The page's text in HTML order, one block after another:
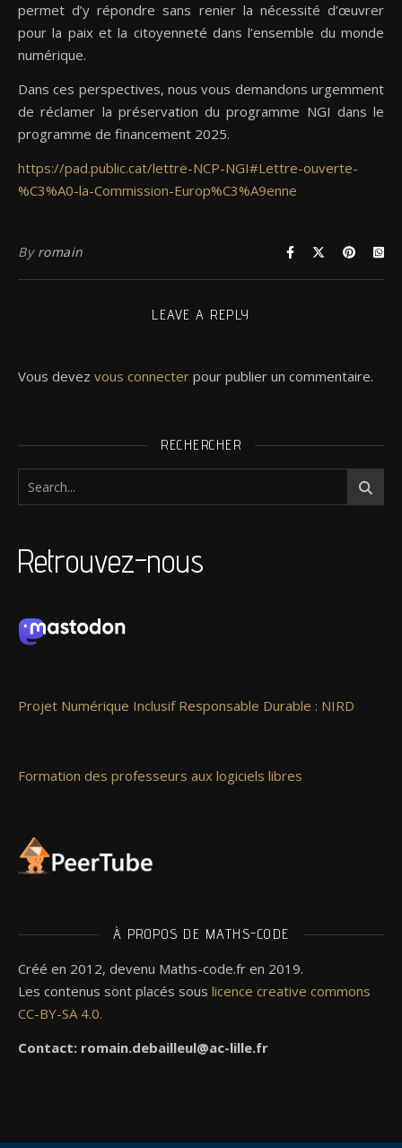
permet d’y répondre sans renier la nécessité d’œuvrer
pour la paix et la citoyenneté dans l’ensemble du monde
numérique.
Dans ces perspectives, nous vous demandons urgemment
de réclamer la préservation du programme NGI dans le
programme de financement 2025.
https://pad.public.cat/lettre-NCP-NGI#Lettre-ouverte-
%C3%A0-la-Commission-Europ%C3%A9enne
By romain
LEAVE A REPLY
Vous devez vous connecter pour publier un commentaire.
RECHERCHER
Retrouvez-nous
Projet Numérique Inclusif Responsable Durable : NIRD
Formation des professeurs aux logiciels libres
À PROPOS DE MATHS-CODE
Créé en 2012, devenu Maths-code.fr en 2019.
Les contenus sont placés sous licence creative commons
CC-BY-SA 4.0.
Contact: romain.debailleul@ac-lille.fr